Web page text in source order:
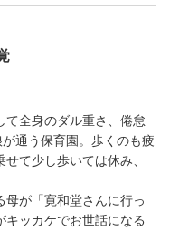
て全身のダル重さ、倦怠
通う保育園。歩くのも疲
て少し歩いては休み、
が「寛和堂さんに行っ
キッカケでお世話になる